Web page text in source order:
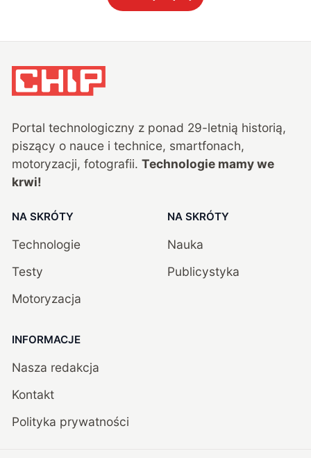
Portal technologiczny z ponad 29-letnią historią,
piszący o nauce i technice, smartfonach,
motoryzacji, fotografii. Technologie mamy we
krwi!
NA SKRÓTY
Technologie
Testy
Motoryzacja
NA SKRÓTY
Nauka
Publicystyka
INFORMACJE
Nasza redakcja
Kontakt
Polityka prywatności